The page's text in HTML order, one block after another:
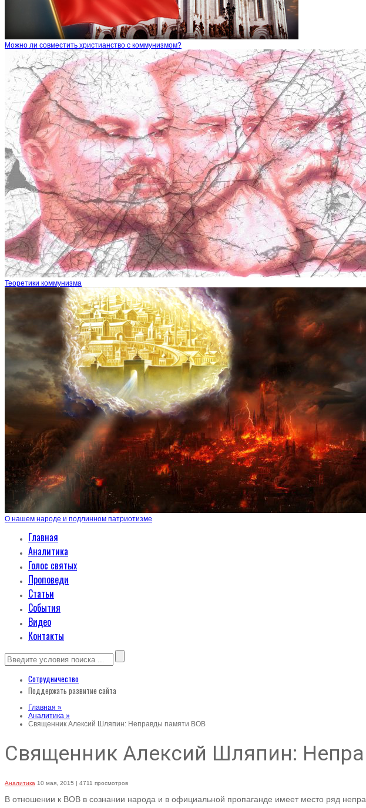
Можно ли совместить христианство с коммунизмом?
Теоретики коммунизма
О нашем народе и подлинном патриотизме
Главная
Аналитика
Голос святых
Проповеди
Статьи
События
Видео
Контакты
Сотрудничество
Поддержать развитие сайта
Главная »
Аналитика »
Священник Алексий Шляпин: Неправды памяти ВОВ
Священник Алексий Шляпин:
Аналитика 10 мая, 2015 | 4711 просмотров
В отношении к ВОВ в сознании народа и в официальной пропаганде имеет место ряд